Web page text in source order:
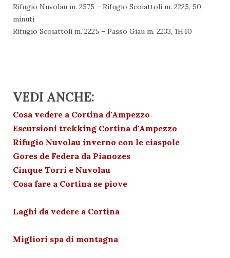
Rifugio Nuvolau m. 2575 – Rifugio Scoiattoli m. 2225, 50
minuti
Rifugio Scoiattoli m. 2225 – Passo Giau m. 2233, 1H40
VEDI ANCHE:
Cosa vedere a Cortina d'Ampezzo
Escursioni trekking Cortina d'Ampezzo
Rifugio Nuvolau inverno con le ciaspole
Gores de Federa da Pianozes
Cinque Torri e Nuvolau
Cosa fare a Cortina se piove
Laghi da vedere a Cortina
Migliori spa di montagna